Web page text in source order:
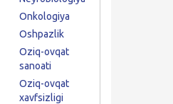
Onkologiya
Oshpazlik
Oziq-ovqat
sanoati
Oziq-ovqat
xavfsizligi